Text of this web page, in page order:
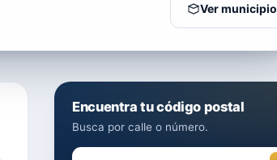
Ver municipio
Encuentra tu código postal
Busca por calle o número.